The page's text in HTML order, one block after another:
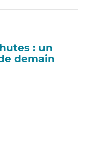
: un
demain